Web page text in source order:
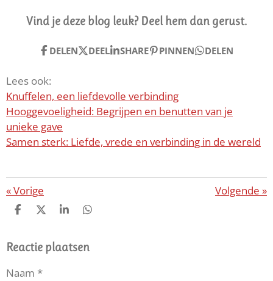
Vind je deze blog leuk? Deel hem dan gerust.
DELEN DEEL SHARE PINNEN DELEN
Lees ook:
Knuffelen, een liefdevolle verbinding
Hooggevoeligheid: Begrijpen en benutten van je
unieke gave
Samen sterk: Liefde, vrede en verbinding in de wereld
«Vorige Volgende »
D
E
N
D
L
S
R
E
D
E
Reactie plaatsen
Naam *